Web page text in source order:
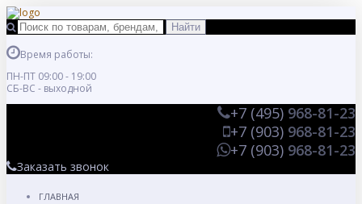
Время работы:
ПН-ПТ 09:00 - 19:00
СБ-ВС - выходной
+7 (495) 968-81-23
+7 (903) 968-81-23
+7 (903) 968-81-23
Заказать звонок
ГЛАВНАЯ